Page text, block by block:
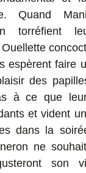
Quand
torréfient
espèrent faire
des
à ce que
et vident
dans la
ne
son